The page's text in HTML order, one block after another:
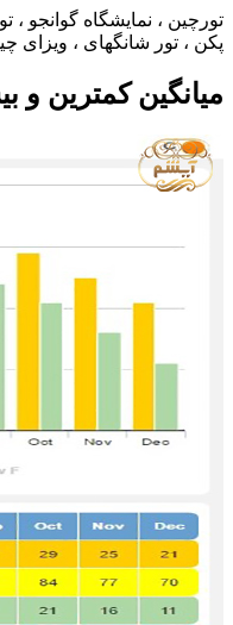
تورچین ، نمایشگاه گوانجو ،
پکن ، تور شانگهای ،
میانگین کمترین و